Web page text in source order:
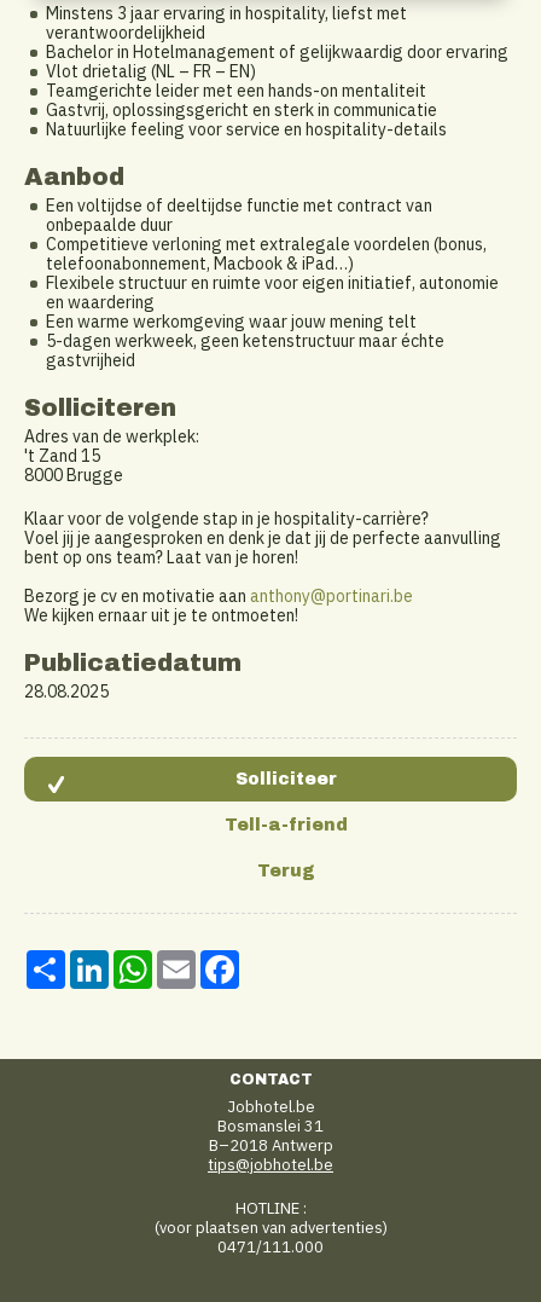
Minstens 3 jaar ervaring in hospitality, liefst met
verantwoordelijkheid
Bachelor in Hotelmanagement of gelijkwaardig door ervaring
Vlot drietalig (NL – FR – EN)
Teamgerichte leider met een hands-on mentaliteit
Gastvrij, oplossingsgericht en sterk in communicatie
Natuurlijke feeling voor service en hospitality-details
Aanbod
Een voltijdse of deeltijdse functie met contract van
onbepaalde duur
Competitieve verloning met extralegale voordelen (bonus,
telefoonabonnement, Macbook & iPad…)
Flexibele structuur en ruimte voor eigen initiatief, autonomie
en waardering
Een warme werkomgeving waar jouw mening telt
5-dagen werkweek, geen ketenstructuur maar échte
gastvrijheid
Solliciteren
Adres van de werkplek:
't Zand 15
8000 Brugge
Klaar voor de volgende stap in je hospitality-carrière?
Voel jij je aangesproken en denk je dat jij de perfecte aanvulling
bent op ons team? Laat van je horen!
Bezorg je cv en motivatie aan anthony@portinari.be
We kijken ernaar uit je te ontmoeten!
Publicatiedatum
28.08.2025
Share LinkedInWhatsApp
Email
CONTACT
Jobhotel.be
Bosmanslei 31
B–2018 Antwerp
tips@jobhotel.be
HOTLINE :
(voor plaatsen van advertenties)
0471/111.000